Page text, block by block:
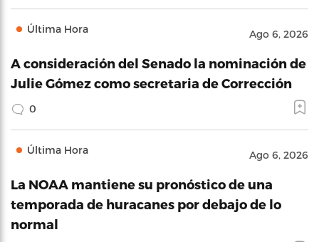
Última Hora Ago 6, 2026
A consideración del Senado la nominación de
Julie Gómez como secretaria de Corrección
0
Última Hora Ago 6, 2026
La NOAA mantiene su pronóstico de una
temporada de huracanes por debajo de lo
normal